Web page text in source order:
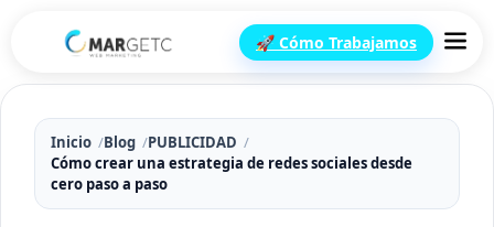
🚀 Cómo Trabajamos
Inicio Blog
PUBLICIDAD
Cómo crear una estrategia de redes sociales desde
cero paso a paso